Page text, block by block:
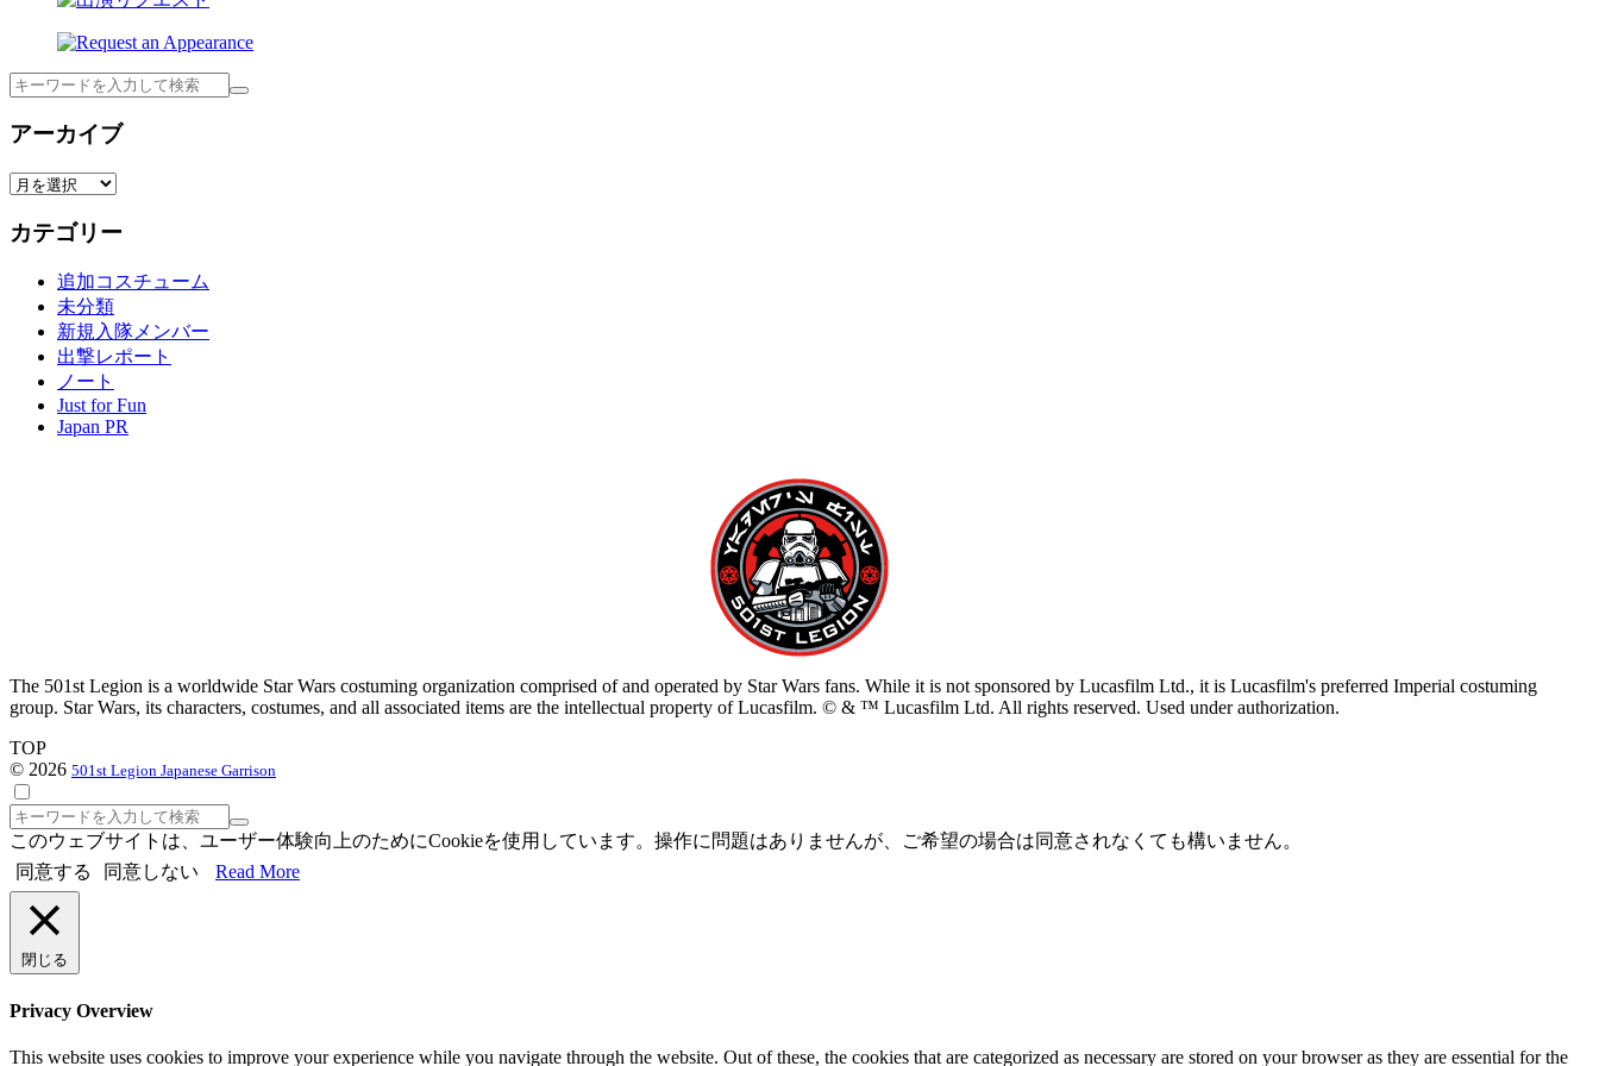
検
アーカイブ
ア
カ
カテゴリー
追加コスチューム
未分類
新規入隊メンバー
出撃レポート
ノート
Just for Fun
Japan PR
The 501st Legion is a worldwide Star Wars costuming organization comprised of and operated by Star Wars fans. While it is not sponsored by Lucasfilm Ltd., it is Lucasfilm's preferred Imperial costuming
group. Star Wars, its characters, costumes, and all associated items are the intellectual property of Lucasfilm. © & ™ Lucasfilm Ltd. All rights reserved. Used under authorization.
TOP
© 2026 501st Legion Japanese Garrison
検
索
このウェブサイトは、ユーザー体験向上のためにCookieを使用しています。操作に問題はありませんが、ご希望の場合は同意されなくても構いません。
同意する
同意しない Read More
閉じる
Privacy Overview
This website uses cookies to improve your experience while you navigate through the website. Out of these, the cookies that are categorized as necessary are stored on your browser as they are essential for the